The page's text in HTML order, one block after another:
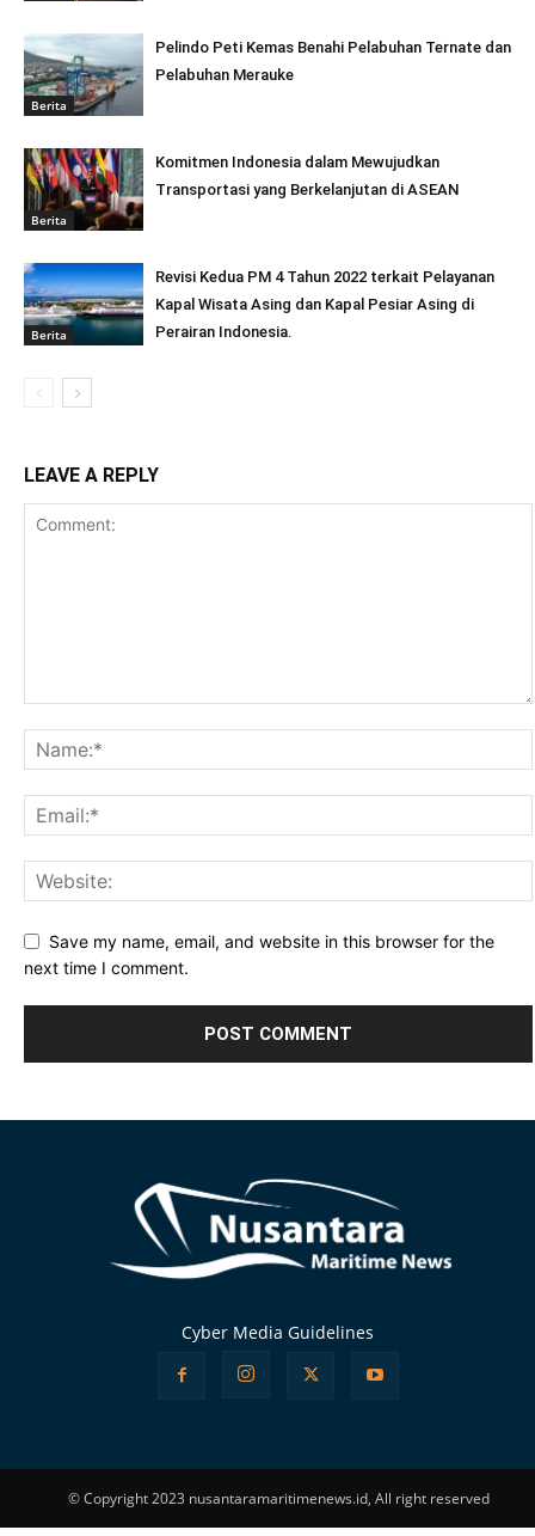
Berita
Pelindo Peti Kemas Benahi Pelabuhan Ternate dan
Pelabuhan Merauke
Berita
Komitmen Indonesia dalam Mewujudkan
Transportasi yang Berkelanjutan di ASEAN
Berita
Revisi Kedua PM 4 Tahun 2022 terkait Pelayanan
Kapal Wisata Asing dan Kapal Pesiar Asing di
Perairan Indonesia.
LEAVE A REPLY
Save my name, email, and website in this browser for the
next time I comment.
Cyber Media Guidelines
© Copyright 2023 nusantaramaritimenews.id, All right reserved